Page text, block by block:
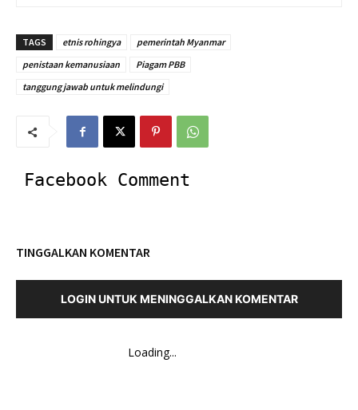
TAGS etnis rohingya
pemerintah Myanmar
penistaan kemanusiaan
Piagam PBB
tanggung jawab untuk melindungi
Facebook Comment
TINGGALKAN KOMENTAR
LOGIN UNTUK MENINGGALKAN KOMENTAR
Loading...